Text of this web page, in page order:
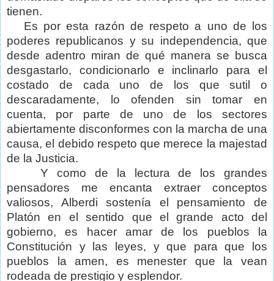
tienen.
Es por esta razón de respeto a uno de los
poderes republicanos y su independencia, que
desde adentro miran de qué manera se busca
desgastarlo, condicionarlo e inclinarlo para el
costado de cada uno de los que sutil o
descaradamente, lo ofenden sin tomar en
cuenta, por parte de uno de los sectores
abiertamente disconformes con la marcha de una
causa, el debido respeto que merece la majestad
de la Justicia.
Y como de la lectura de los grandes
pensadores me encanta extraer conceptos
valiosos, Alberdi sostenía el pensamiento de
Platón en el sentido que el grande acto del
gobierno, es hacer amar de los pueblos la
Constitución y las leyes, y que para que los
pueblos la amen, es menester que la vean
rodeada de prestigio y esplendor.